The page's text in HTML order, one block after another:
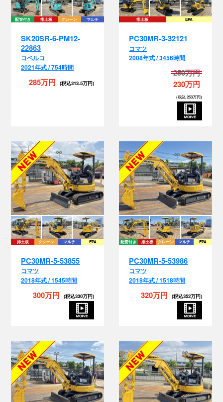
配管付き 排土板 クレーン マルチ
SK20SR-6-PM12-
22863
コベルコ
2021年式 / 754時間
285万円(税込313.5万円)
排土板 EPA
PC30MR-3-32121
コマツ
2008年式 / 3456時間
250万円
230万円
(税込 253万円)
排土板 クレーン マルチ EPA
PC30MR-5-53855
コマツ
2018年式 / 1545時間
300万円(税込330万円)
配管付き 排土板 クレーン マルチ EPA
PC30MR-5-53986
コマツ
2018年式 / 1518時間
320万円(税込352万円)